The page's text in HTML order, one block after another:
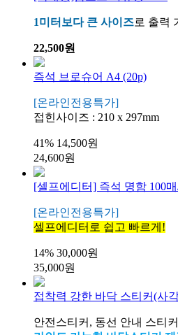
1미터보다 큰 사이즈로 출력
22,500원
즉석 브로슈어 A4 (20p)
[온라인전용특가]
접힌사이즈 : 210 x 297mm
41% 14,500원
24,600원
[셀프에디터] 즉석 명함 100
[온라인전용특가]
셀프에디터로 쉽고 빠르게!
14% 30,000원
35,000원
접착력 강한 바닥 스티커(사
안전스티커, 동선 안내 스티